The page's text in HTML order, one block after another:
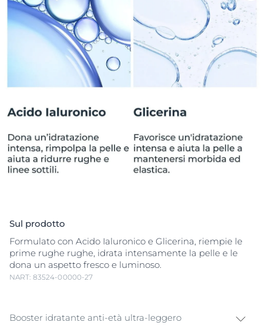
Sul prodotto
Formulato con Acido Ialuronico e Glicerina, riempie le
prime rughe rughe, idrata intensamente la pelle e le
dona un aspetto fresco e luminoso.
NART: 83524-00000-27
Booster idratante anti-età ultra-leggero